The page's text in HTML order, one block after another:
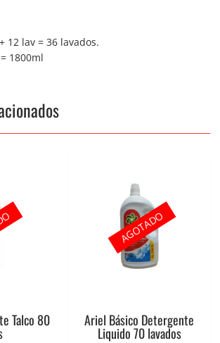
12 lav = 36 lavados.
1800ml
Talco 80 Ariel Básico Detergente
Liquido 70 lavados
AGOTADO